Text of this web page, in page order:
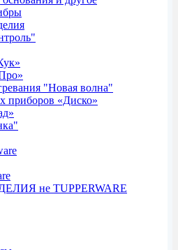
"Новая волна"
приборов «Диско»
не TUPPERWARE